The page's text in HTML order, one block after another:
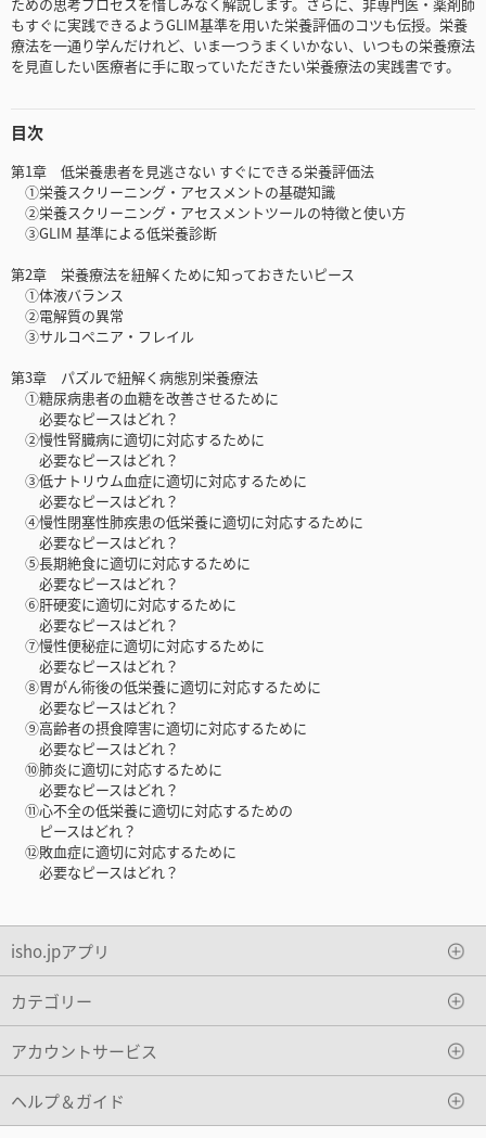
もすぐに実践できるようGLIM基準を用いた栄養評価のコツも伝授。栄養
療法を一通り学んだけれど、いま一つうまくいかない、いつもの栄養療法
を見直したい医療者に手に取っていただきたい栄養療法の実践書です。
目次
第1章 低栄養患者を見逃さない すぐにできる栄養評価法
①栄養スクリーニング・アセスメントの基礎知識
②栄養スクリーニング・アセスメントツールの特徴と使い方
③GLIM 基準による低栄養診断
第2章 栄養療法を紐解くために知っておきたいピース
①体液バランス
②電解質の異常
③サルコペニア・フレイル
第3章 パズルで紐解く病態別栄養療法
①糖尿病患者の血糖を改善させるために
必要なピースはどれ？
②慢性腎臓病に適切に対応するために
必要なピースはどれ？
③低ナトリウム血症に適切に対応するために
必要なピースはどれ？
④慢性閉塞性肺疾患の低栄養に適切に対応するために
必要なピースはどれ？
⑤長期絶食に適切に対応するために
必要なピースはどれ？
⑥肝硬変に適切に対応するために
必要なピースはどれ？
⑦慢性便秘症に適切に対応するために
必要なピースはどれ？
⑧胃がん術後の低栄養に適切に対応するために
必要なピースはどれ？
⑨高齢者の摂食障害に適切に対応するために
必要なピースはどれ？
⑩肺炎に適切に対応するために
必要なピースはどれ？
⑪心不全の低栄養に適切に対応するための
ピースはどれ？
⑫敗血症に適切に対応するために
必要なピースはどれ？
isho.jpアプリ
カテゴリー
アカウントサービス
ヘルプ＆ガイド